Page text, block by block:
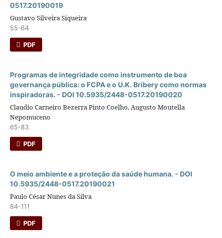
0517.20190019
Gustavo Silveira Siqueira
55-64
PDF
Programas de integridade como instrumento de boa
governança pública: o FCPA e o U.K. Bribery como normas
inspiradoras. - DOI 10.5935/2448-0517.20190020
Claudio Carneiro Bezerra Pinto Coelho, Augusto Moutella
Nepomuceno
65-83
PDF
O meio ambiente e a proteção da saúde humana. - DOI
10.5935/2448-0517.20190021
Paulo César Nunes da Silva
84-111
PDF